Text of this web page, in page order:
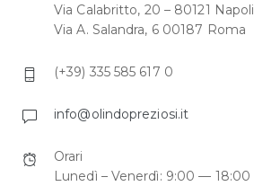
Via Calabritto, 20 – 80121 Napoli
Via A. Salandra, 6 00187 Roma
(+39) 335 585 617 0
info@olindopreziosi.it
Orari
Lunedì – Venerdì: 9:00 — 18:00